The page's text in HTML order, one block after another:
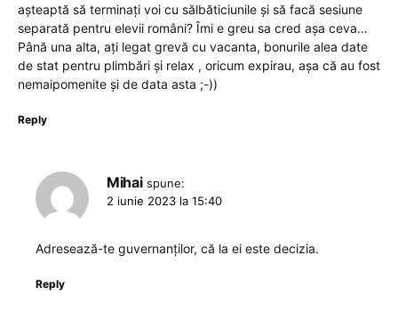
așteaptă să terminați voi cu sălbăticiunile și să facă sesiune
separată pentru elevii români? Îmi e greu sa cred așa ceva…
Până una alta, ați legat grevă cu vacanta, bonurile alea date
de stat pentru plimbări și relax , oricum expirau, așa că au fost
nemaipomenite și de data asta ;-))
Reply
Mihai spune:
2 iunie 2023 la 15:40
Adresează-te guvernanților, că la ei este decizia.
Reply